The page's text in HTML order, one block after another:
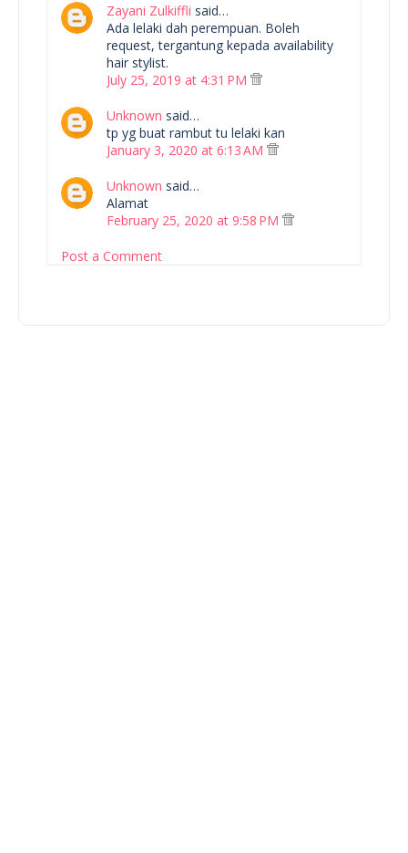
Zayani Zulkiffli said…
Ada lelaki dah perempuan. Boleh
request, tergantung kepada availability
hair stylist.
July 25, 2019 at 4:31 PM
Unknown said…
tp yg buat rambut tu lelaki kan
January 3, 2020 at 6:13 AM
Unknown said…
Alamat
February 25, 2020 at 9:58 PM
Post a Comment